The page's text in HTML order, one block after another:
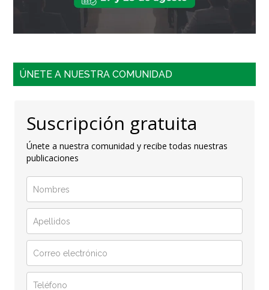
ÚNETE A NUESTRA COMUNIDAD
Suscripción gratuita
Únete a nuestra comunidad y recibe todas nuestras
publicaciones